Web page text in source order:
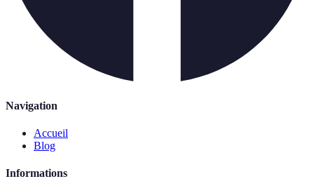
Navigation
Accueil
Blog
Informations